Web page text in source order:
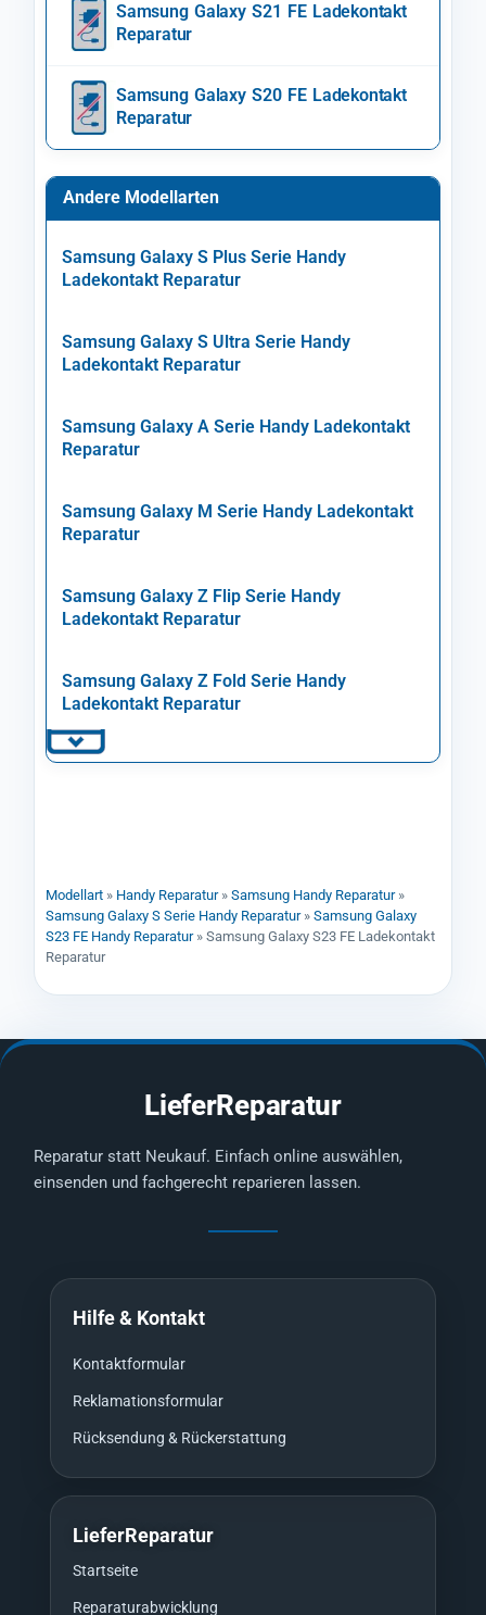
Samsung Galaxy S21 FE Ladekontakt
Reparatur
Samsung Galaxy S20 FE Ladekontakt
Reparatur
Andere Modellarten
Samsung Galaxy S Plus Serie Handy
Ladekontakt Reparatur
Samsung Galaxy S Ultra Serie Handy
Ladekontakt Reparatur
Samsung Galaxy A Serie Handy Ladekontakt
Reparatur
Samsung Galaxy M Serie Handy Ladekontakt
Reparatur
Samsung Galaxy Z Flip Serie Handy
Ladekontakt Reparatur
Samsung Galaxy Z Fold Serie Handy
Ladekontakt Reparatur
Modellart » Handy Reparatur» Samsung Handy Reparatur»
Samsung Galaxy S Serie Handy Reparatur» Samsung Galaxy
S23 FE Handy Reparatur» Samsung Galaxy S23 FE Ladekontakt
Reparatur
LieferReparatur
Reparatur statt Neukauf. Einfach online auswählen,
einsenden und fachgerecht reparieren lassen.
Hilfe & Kontakt
Kontaktformular
Reklamationsformular
Rücksendung & Rückerstattung
LieferReparatur
Startseite
Reparaturabwicklung